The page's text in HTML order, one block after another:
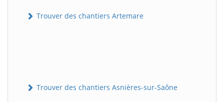
Trouver des chantiers Artemare
Trouver des chantiers Asnières-sur-Saône